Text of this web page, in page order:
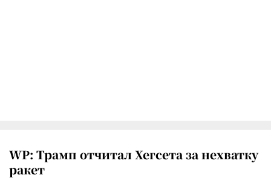
WP: Трамп отчитал Хегсета за нехватку
ракет